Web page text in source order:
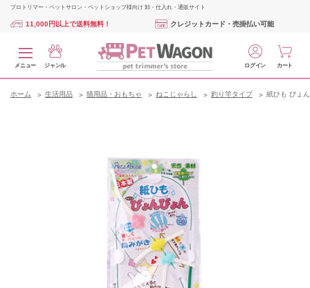
プロトリマー・ペットサロン・ペットショップ様向け 卸・仕入れ・通販サイト
11,000円以上で送料無料！ クレジットカード・売掛払い可能
メニュー ジャンル ログイン カート
ホーム 生活用品 猫用品・おもちゃ ねこじゃらし 釣り竿タイプ 紙ひも びょ